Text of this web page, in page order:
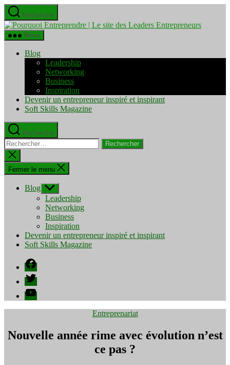
Aller
au
contenu
Recherche
Pourquoi
Menu
Blog
Leadership
Networking
Business
Inspiration
Devenir un entrepreneur inspiré et inspirant
Soft Skills Magazine
Recherche
Rechercher :
Fermer
la
recherche
Fermer le menu
Blog Afficher
le
sous-
menu
Leadership
Networking
Business
Inspiration
Devenir un entrepreneur inspiré et inspirant
Soft Skills Magazine
Facebook
Twitter
YouTube
Catégories
Entreprenariat
Nouvelle année rime avec évolution n’est
ce pas ?